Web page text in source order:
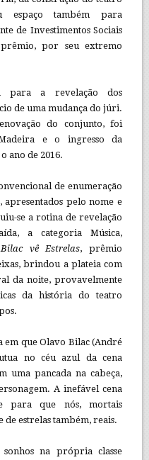
também para
de Investimentos Sociais
por seu extremo
para a revelação dos
de uma mudança do júri.
do conjunto, foi
e o ingresso da
ano de 2016.
de enumeração
apresentados pelo nome e
se a rotina de revelação
a categoria Música,
Bilac vê Estrelas, prêmio
brindou a plateia com
da noite, provavelmente
da história do teatro
em que Olavo Bilac (André
no céu azul da cena
uma pancada na cabeça,
A inefável cena
que nós, mortais
de estrelas também, reais.
na própria classe